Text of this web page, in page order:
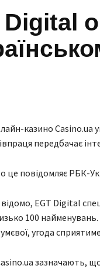
казино Casino.ua
передбачає
це повідомляє РБК-
EGT Digital
100 найменувань.
угода
зазначають,